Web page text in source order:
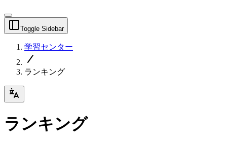
Toggle Sidebar
学習センター
ランキング
ランキング